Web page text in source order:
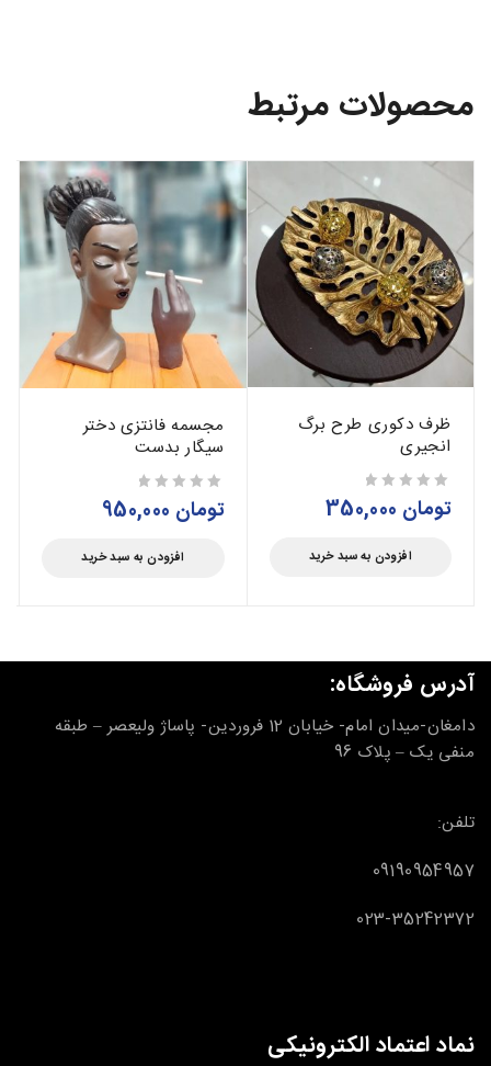
محصولات مرتبط
ظرف دکوری طرح برگ
انجیری
تومان
افزودن به سبد خرید
مجسمه فانتزی دختر
سیگار بدست
تومان
افزودن به سبد خرید
آدرس فروشگاه:
دامغان-میدان امام- خیابان 12 فروردین- پاساژ ولیعصر – طبقه
منفی یک – پلاک 96
تلفن:
09190954957
023-35242372
نماد اعتماد الکترونیکی